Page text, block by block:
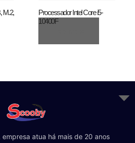
M.2,
Processador Intel Core i5-
10400F
atua há mais de 20 anos